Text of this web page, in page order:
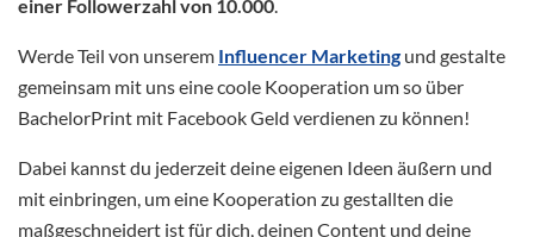
einer Followerzahl von 10.000.
Werde Teil von unserem Influencer Marketing und gestalte
gemeinsam mit uns eine coole Kooperation um so über
BachelorPrint mit Facebook Geld verdienen zu können!
Dabei kannst du jederzeit deine eigenen Ideen äußern und
mit einbringen, um eine Kooperation zu gestallten die
maßgeschneidert ist für dich, deinen Content und deine